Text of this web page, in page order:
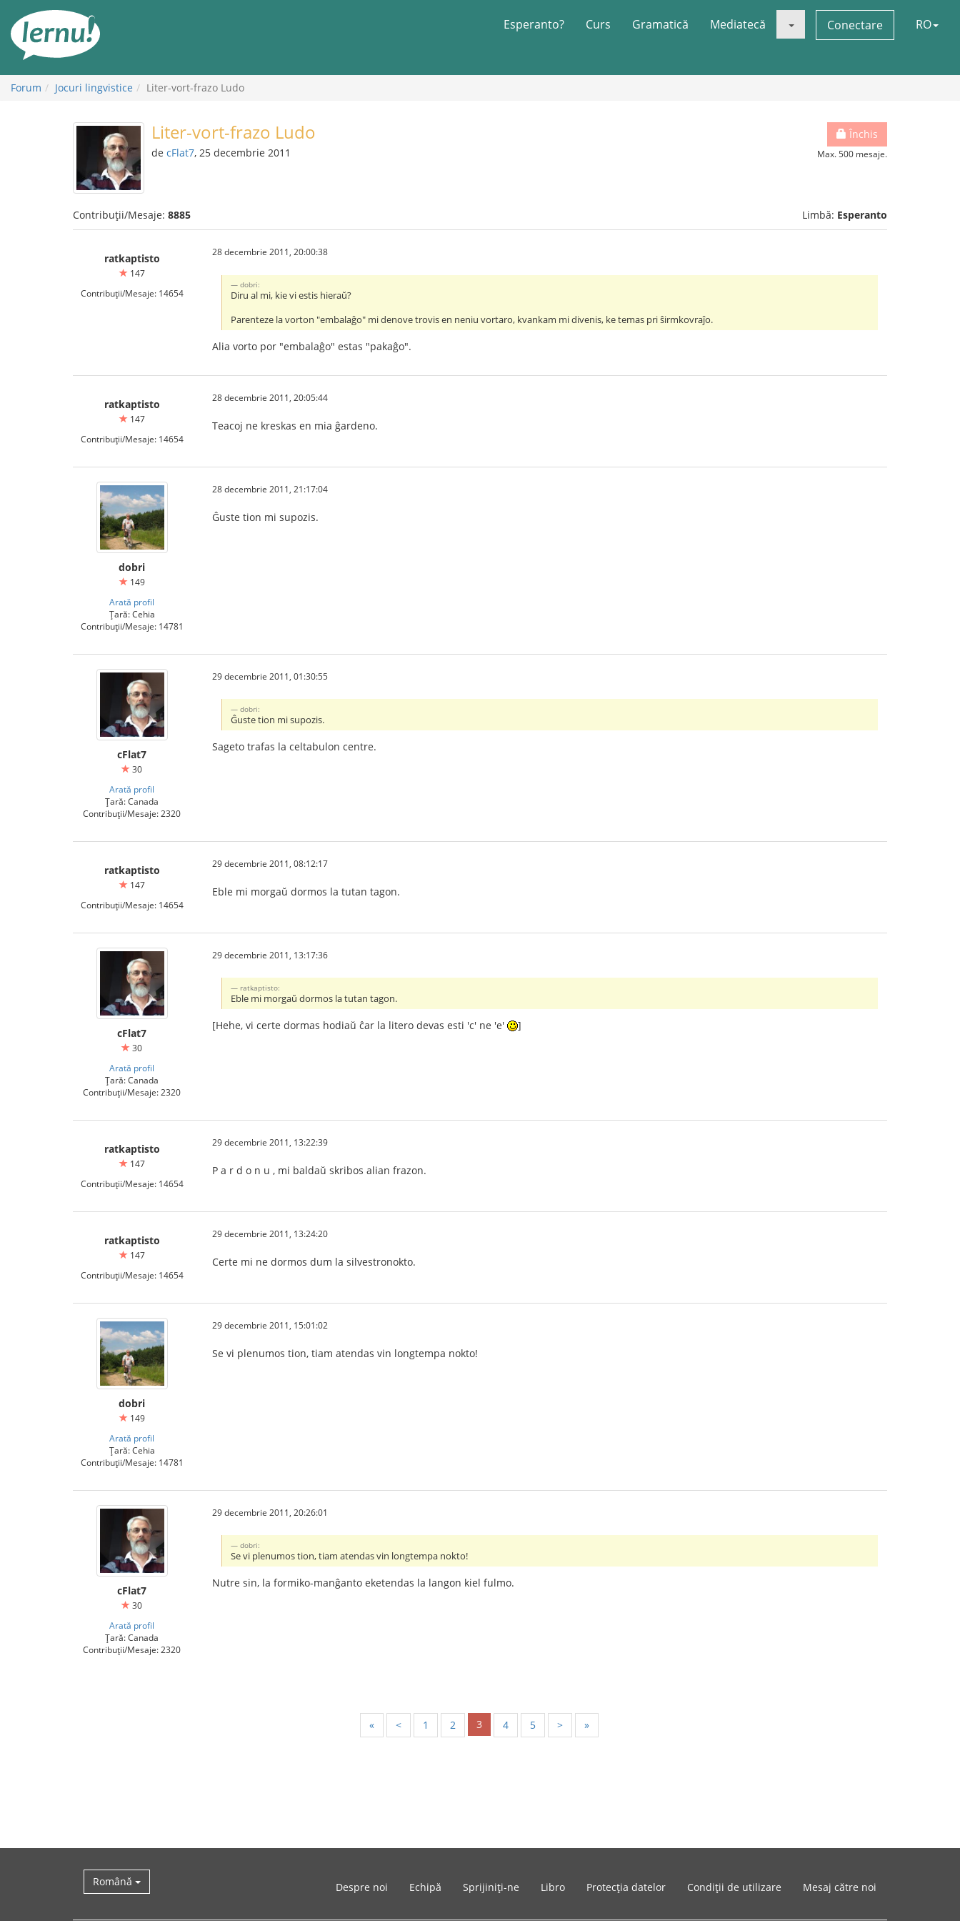
conținut
Esperanto? Curs Gramatică Mediatecă Conectare RO
Forum Jocuri lingvistice Liter-vort-frazo Ludo
Închis
Max. 500 mesaje.
Liter-vort-frazo Ludo
de cFlat7, 25 decembrie 2011
Contribuții/Mesaje: 8885 Limbă: Esperanto
ratkaptisto
147
Contribuții/Mesaje: 14654
28 decembrie 2011, 20:00:38
dobri:
Diru al mi, kie vi estis hieraŭ?
Parenteze la vorton "embalaĝo" mi denove trovis en neniu vortaro, kvankam mi divenis, ke temas pri ŝirmkovraĵo.
Alia vorto por "embalaĝo" estas "pakaĝo".
ratkaptisto
147
Contribuții/Mesaje: 14654
28 decembrie 2011, 20:05:44
Teacoj ne kreskas en mia ĝardeno.
dobri
149
Arată profil
Țară: Cehia
Contribuții/Mesaje: 14781
28 decembrie 2011, 21:17:04
Ĝuste tion mi supozis.
cFlat7
30
Arată profil
Țară: Canada
Contribuții/Mesaje: 2320
29 decembrie 2011, 01:30:55
dobri:
Ĝuste tion mi supozis.
Sageto trafas la celtabulon centre.
ratkaptisto
147
Contribuții/Mesaje: 14654
29 decembrie 2011, 08:12:17
Eble mi morgaŭ dormos la tutan tagon.
cFlat7
30
Arată profil
Țară: Canada
Contribuții/Mesaje: 2320
29 decembrie 2011, 13:17:36
ratkaptisto:
Eble mi morgaŭ dormos la tutan tagon.
[Hehe, vi certe dormas hodiaŭ ĉar la litero devas esti 'c' ne 'e' ]
ratkaptisto
147
Contribuții/Mesaje: 14654
29 decembrie 2011, 13:22:39
P a r d o n u , mi baldaŭ skribos alian frazon.
ratkaptisto
147
Contribuții/Mesaje: 14654
29 decembrie 2011, 13:24:20
Certe mi ne dormos dum la silvestronokto.
dobri
149
Arată profil
Țară: Cehia
Contribuții/Mesaje: 14781
29 decembrie 2011, 15:01:02
Se vi plenumos tion, tiam atendas vin longtempa nokto!
cFlat7
30
Arată profil
Țară: Canada
Contribuții/Mesaje: 2320
29 decembrie 2011, 20:26:01
dobri:
Se vi plenumos tion, tiam atendas vin longtempa nokto!
Nutre sin, la formiko-manĝanto eketendas la langon kiel fulmo.
« < 1 2 3 4 5 > »
Română Despre noi Echipă Sprijiniți-ne Libro Protecția datelor Condiții de utilizare Mesaj către noi